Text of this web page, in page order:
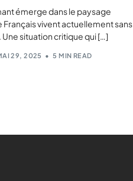
émerge dans le paysage
Français vivent actuellement sans
situation critique qui […]
29, 2025 5 MIN READ